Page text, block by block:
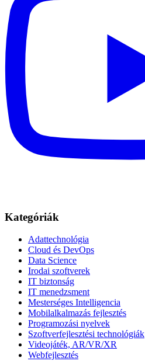
Kategóriák
Adattechnológia
Cloud és DevOps
Data Science
Irodai szoftverek
IT biztonság
IT menedzsment
Mesterséges Intelligencia
Mobilalkalmazás fejlesztés
Programozási nyelvek
Szoftverfejlesztési technológiák
Videojáték, AR/VR/XR
Webfejlesztés